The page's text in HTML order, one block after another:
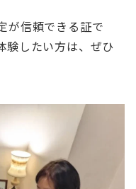
が信頼できる証で
験したい方は、ぜひ